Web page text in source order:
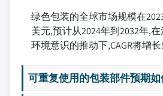
绿色包装的全球市场规模在
美元,预计从2024年到2032年,
环境意识的推动下,CAGR将增
可重复使用的包装部件预期如